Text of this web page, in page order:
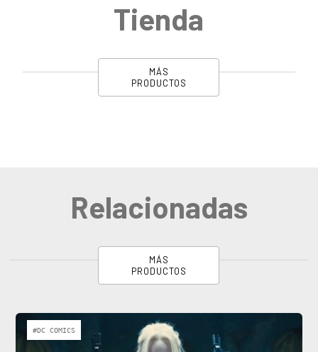
Tienda
MÁS
PRODUCTOS
Relacionadas
MÁS
PRODUCTOS
#DC COMICS